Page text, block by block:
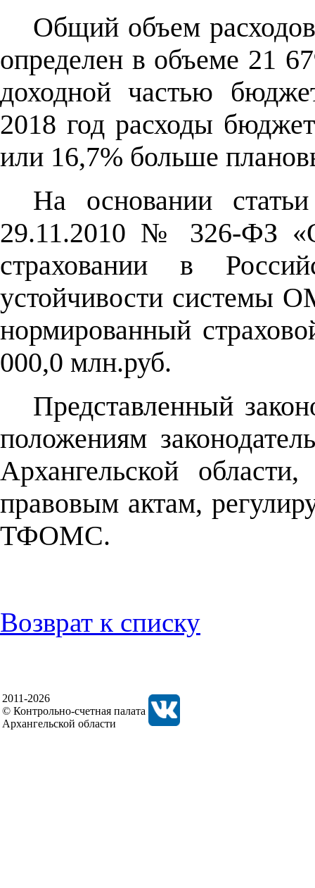
Общий объем
определен в объеме 21
доходной частью
2018 год расходы
или 16,7% больше
На основании
29.11.2010 № 326-ФЗ
страховании в
устойчивости системы
нормированный
000,0 млн.руб.
Представленный
положениям
Архангельской
правовым актам,
ТФОМС.
Возврат к списку
2011-2026
© Контрольно-счетная палата
Архангельской области